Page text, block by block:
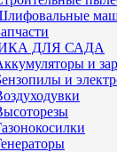
ДЛЯ САДА
и
и